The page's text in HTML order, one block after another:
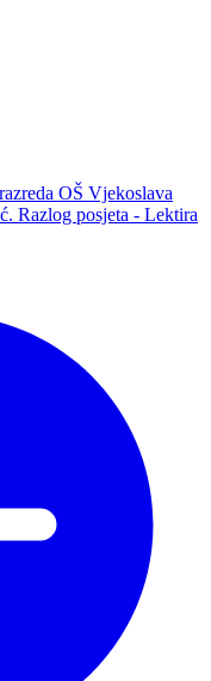
OŠ Vjekoslava
Razlog posjeta - Lektira